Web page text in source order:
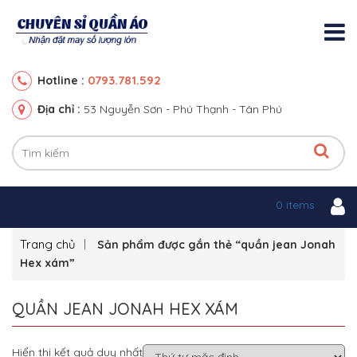
Hotline : 0793.781.592
Địa chỉ : 53 Nguyễn Sơn - Phú Thạnh - Tân Phú
0 items
Trang chủ
Sản phẩm được gắn thẻ “quần jean Jonah
Hex xám”
QUẦN JEAN JONAH HEX XÁM
Hiển thị kết quả duy nhất